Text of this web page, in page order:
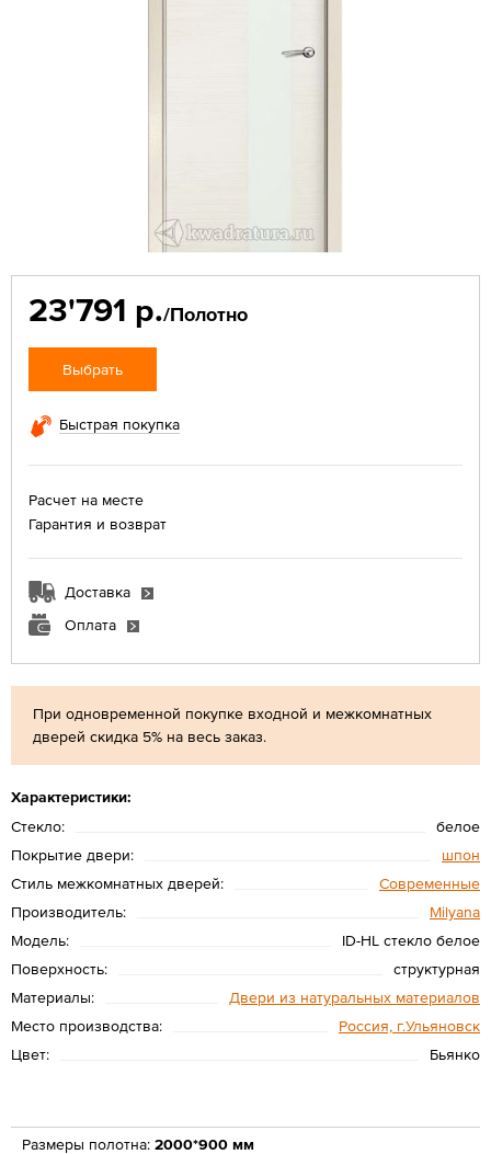
При одновременной покупке входной и межкомнатных
дверей скидка 5% на весь заказ.
Характеристики:
Стекло:
белое
Покрытие двери:
шпон
Стиль межкомнатных дверей:
Современные
Производитель:
Мilyana
Модель:
ID-HL стекло белое
Поверхность:
структурная
Материалы:
Двери из натуральных материалов
Место производства:
Россия, г.Ульяновск
Цвет:
Бьянко
23'791 р./Полотно
Выбрать
Быстрая покупка
Расчет на месте
Гарантия и возврат
Доставка
Оплата
Размеры полотна: 2000*900 мм